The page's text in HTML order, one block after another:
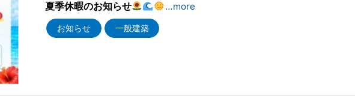
夏季休暇のお知らせ …more
お知らせ 一般建築